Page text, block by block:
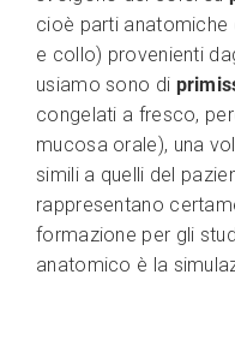
cioè parti
e collo) provenienti
usiamo sono di
congelati a fresco,
mucosa orale), una
simili a quelli del
rappresentano
formazione per gli
anatomico è la